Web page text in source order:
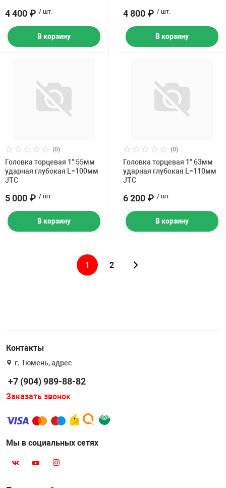
4 400 ₽ / шт.
В корзину
4 800 ₽ / шт.
В корзину
(0)
Головка торцевая 1" 55мм
ударная глубокая L=100мм
JTC
5 000 ₽ / шт.
В корзину
(0)
Головка торцевая 1" 63мм
ударная глубокая L=110мм
JTC
6 200 ₽ / шт.
В корзину
1 2
Контакты
г. Тюмень, адрес
+7 (904) 989-88-82
Заказать звонок
Мы в социальных сетях